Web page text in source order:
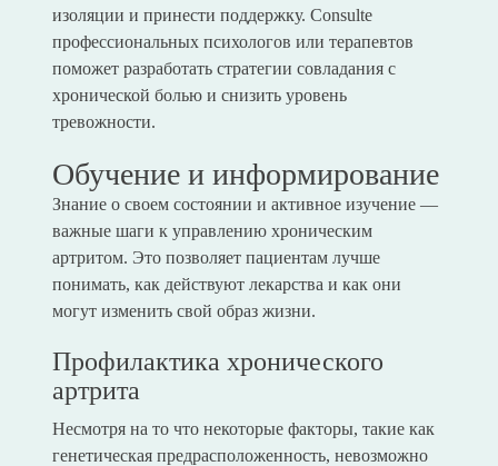
изоляции и принести поддержку. Consulte
профессиональных психологов или терапевтов
поможет разработать стратегии совладания с
хронической болью и снизить уровень
тревожности.
Обучение и информирование
Знание о своем состоянии и активное изучение —
важные шаги к управлению хроническим
артритом. Это позволяет пациентам лучше
понимать, как действуют лекарства и как они
могут изменить свой образ жизни.
Профилактика хронического
артрита
Несмотря на то что некоторые факторы, такие как
генетическая предрасположенность, невозможно